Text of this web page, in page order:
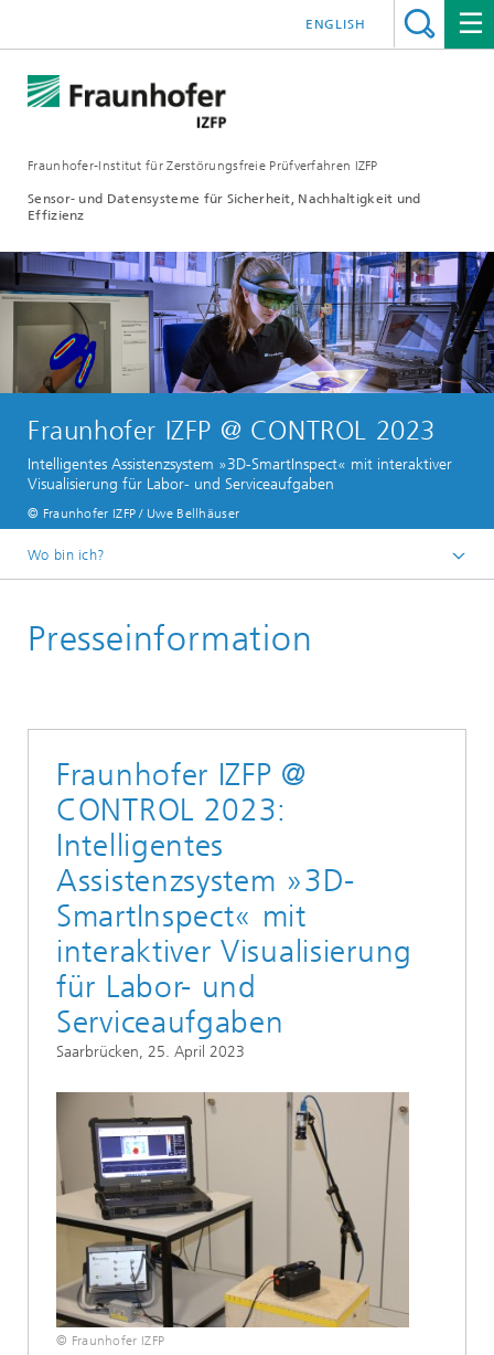
Fraunhofer-Institut für Zerstörungsfreie Prüfverfahren IZFP
Sensor- und Datensysteme für Sicherheit, Nachhaltigkeit und
Effizienz
ENGLISH
Fraunhofer IZFP @ CONTROL 2023
Intelligentes Assistenzsystem »3D-SmartInspect« mit interaktiver
Visualisierung für Labor- und Serviceaufgaben
© Fraunhofer IZFP / Uwe Bellhäuser
Wo bin ich?
Presseinformation
Fraunhofer IZFP @
CONTROL 2023:
Intelligentes
Assistenzsystem »3D-
SmartInspect« mit
interaktiver Visualisierung
für Labor- und
Serviceaufgaben
Saarbrücken, 25. April 2023
© Fraunhofer IZFP